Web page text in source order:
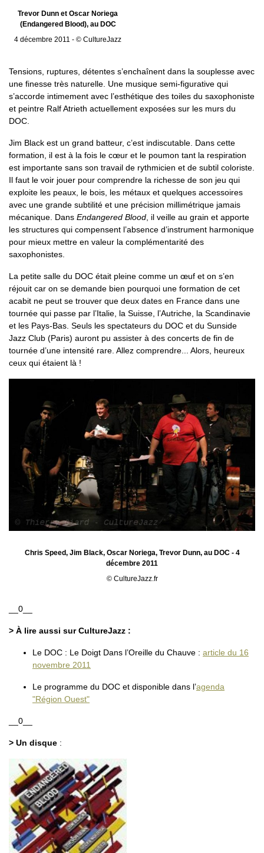
Trevor Dunn et Oscar Noriega
(Endangered Blood), au DOC
4 décembre 2011 - © CultureJazz
Tensions, ruptures, détentes s’enchaînent dans la souplesse avec
une finesse très naturelle. Une musique semi-figurative qui
s’accorde intimement avec l’esthétique des toiles du saxophoniste
et peintre Ralf Atrieth actuellement exposées sur les murs du
DOC.
Jim Black est un grand batteur, c’est indiscutable. Dans cette
formation, il est à la fois le cœur et le poumon tant la respiration
est importante sans son travail de rythmicien et de subtil coloriste.
Il faut le voir jouer pour comprendre la richesse de son jeu qui
exploite les peaux, le bois, les métaux et quelques accessoires
avec une grande subtilité et une précision millimétrique jamais
mécanique. Dans Endangered Blood , il veille au grain et apporte
les structures qui compensent l’absence d’instrument harmonique
pour mieux mettre en valeur la complémentarité des
saxophonistes.
La petite salle du DOC était pleine comme un œuf et on s’en
réjouit car on se demande bien pourquoi une formation de cet
acabit ne peut se trouver que deux dates en France dans une
tournée qui passe par l’Italie, la Suisse, l’Autriche, la Scandinavie
et les Pays-Bas. Seuls les spectateurs du DOC et du Sunside
Jazz Club (Paris) auront pu assister à des concerts de fin de
tournée d’une intensité rare. Allez comprendre... Alors, heureux
ceux qui étaient là !
Chris Speed, Jim Black, Oscar Noriega, Trevor Dunn, au DOC - 4
décembre 2011
© CultureJazz.fr
__0__
> À lire aussi sur CultureJazz :
Le DOC : Le Doigt Dans l’Oreille du Chauve : article du 16
novembre 2011
Le programme du DOC et disponible dans l’agenda
"Région Ouest"
__0__
> Un disque :